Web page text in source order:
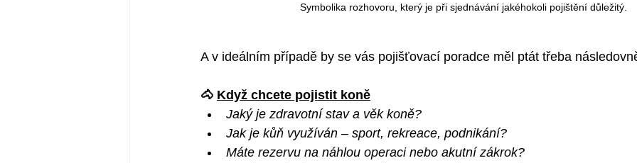
Symbolika rozhovoru, který je při sjednávání jakéhokoli pojištění důležitý.
A v ideálním případě by se vás pojišťovací poradce měl ptát třeba
🐴 Když chcete pojistit koně
Jaký je zdravotní stav a věk koně?
Jak je kůň využíván – sport, rekreace, podnikání?
Máte rezervu na náhlou operaci nebo akutní zákrok?